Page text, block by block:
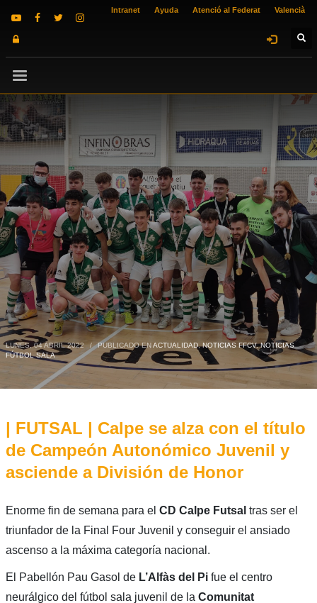
Intranet Ayuda Atenció al Federat Valencià
LUNES, 04 ABRIL 2022 / PUBLICADO ENACTUALIDAD,NOTICIAS FFCV,NOTICIAS
FÚTBOL SALA
| FUTSAL | Calpe se alza con el título
de Campeón Autonómico Juvenil y
asciende a División de Honor
Enorme fin de semana para el CD Calpe Futsal tras ser el
triunfador de la Final Four Juvenil y conseguir el ansiado
ascenso a la máxima categoría nacional.
El Pabellón Pau Gasol deL’Alfàs del Pifue el centro
neurálgico del fútbol sala juvenil de la Comunitat